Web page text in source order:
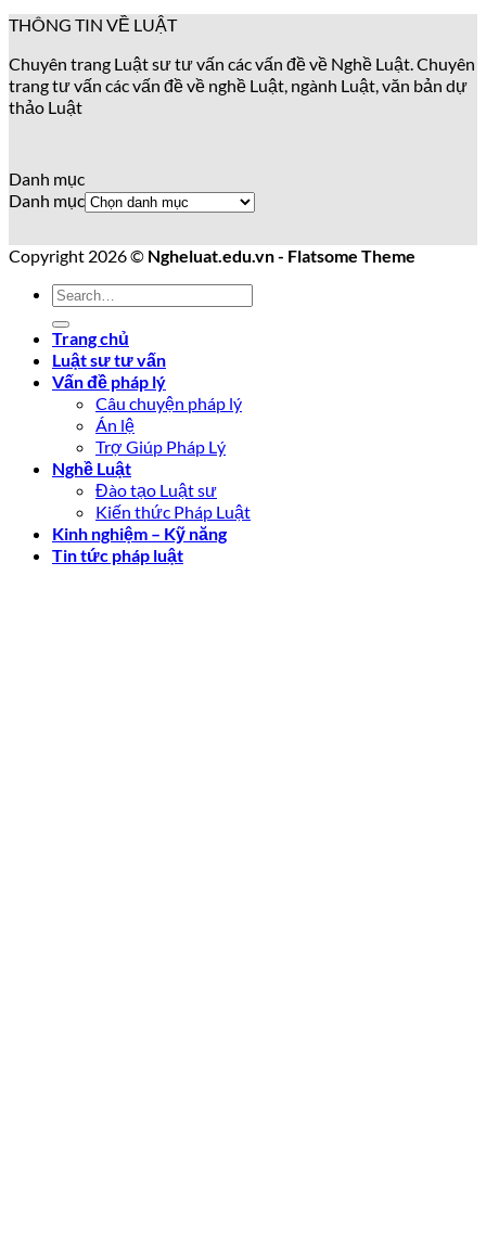
THÔNG TIN VỀ LUẬT
Chuyên trang Luật sư tư vấn các vấn đề về Nghề Luật. Chuyên
trang tư vấn các vấn đề về nghề Luật, ngành Luật, văn bản dự
thảo Luật
Danh mục
Danh mục
Copyright 2026 © Ngheluat.edu.vn - Flatsome Theme
Trang chủ
Luật sư tư vấn
Vấn đề pháp lý
Câu chuyện pháp lý
Án lệ
Trợ Giúp Pháp Lý
Nghề Luật
Đào tạo Luật sư
Kiến thức Pháp Luật
Kinh nghiệm – Kỹ năng
Tin tức pháp luật